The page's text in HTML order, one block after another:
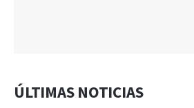
ÚLTIMAS NOTICIAS